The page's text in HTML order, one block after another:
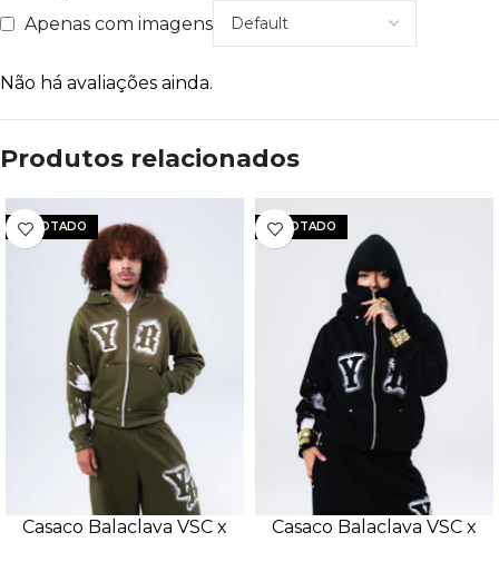
Apenas com imagens
Não há avaliações ainda.
Produtos relacionados
ESGOTADO
Casaco Balaclava VSC x
ESGOTADO
Casaco Balaclava VSC x